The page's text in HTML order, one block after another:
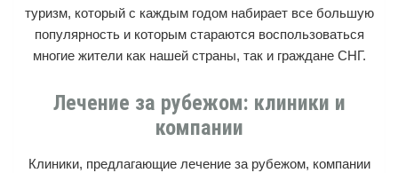
туризм, который с каждым годом набирает все большую
популярность и которым стараются воспользоваться
многие жители как нашей страны, так и граждане СНГ.
Лечение за рубежом: клиники и
компании
Клиники, предлагающие лечение за рубежом, компании